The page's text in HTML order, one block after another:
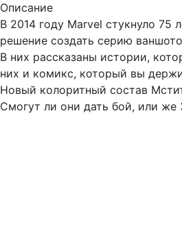
Описание
В 2014 году Marvel стукнуло 75
решение создать серию
В них рассказаны истории,
них и комикс, который вы
Новый колоритный состав
Смогут ли они дать бой, или же